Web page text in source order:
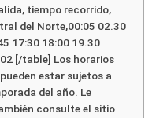
tiempo recorrido,
del Norte,00:05 02.30
17:30 18:00 19.30
[/table] Los horarios
estar sujetos a
del año. Le
consulte el sitio